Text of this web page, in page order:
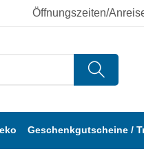
Öffnungszeiten/
Geschenkgutscheine /